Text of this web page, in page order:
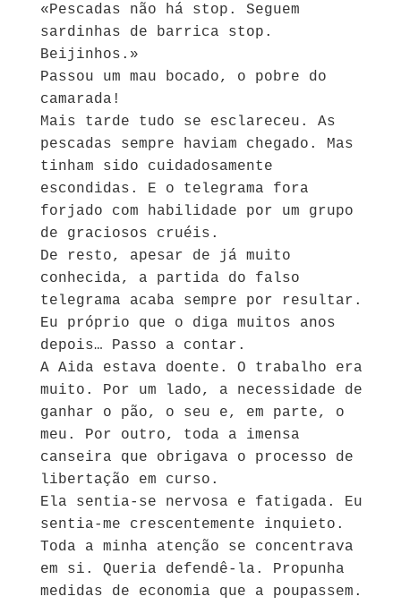
«Pescadas não há stop. Seguem
sardinhas de barrica stop.
Beijinhos.»
Passou um mau bocado, o pobre do
camarada!
Mais tarde tudo se esclareceu. As
pescadas sempre haviam chegado. Mas
tinham sido cuidadosamente
escondidas. E o telegrama fora
forjado com habilidade por um grupo
de graciosos cruéis.
De resto, apesar de já muito
conhecida, a partida do falso
telegrama acaba sempre por resultar.
Eu próprio que o diga muitos anos
depois… Passo a contar.
A Aida estava doente. O trabalho era
muito. Por um lado, a necessidade de
ganhar o pão, o seu e, em parte, o
meu. Por outro, toda a imensa
canseira que obrigava o processo de
libertação em curso.
Ela sentia-se nervosa e fatigada. Eu
sentia-me crescentemente inquieto.
Toda a minha atenção se concentrava
em si. Queria defendê-la. Propunha
medidas de economia que a poupassem.